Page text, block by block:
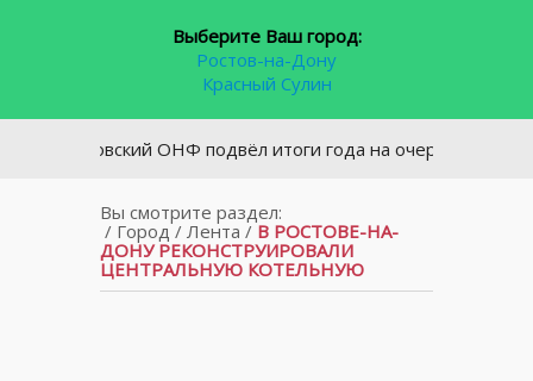
Выберите Ваш город:
Ростов-на-Дону
Красный Сулин
Ростовский ОНФ подвёл итоги года на очередной
Вы смотрите раздел:
/ Город/ Лента / В РОСТОВЕ-НА-
ДОНУ РЕКОНСТРУИРОВАЛИ
ЦЕНТРАЛЬНУЮ КОТЕЛЬНУЮ